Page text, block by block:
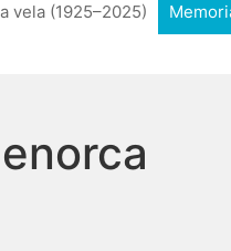
vela (1925–2025)